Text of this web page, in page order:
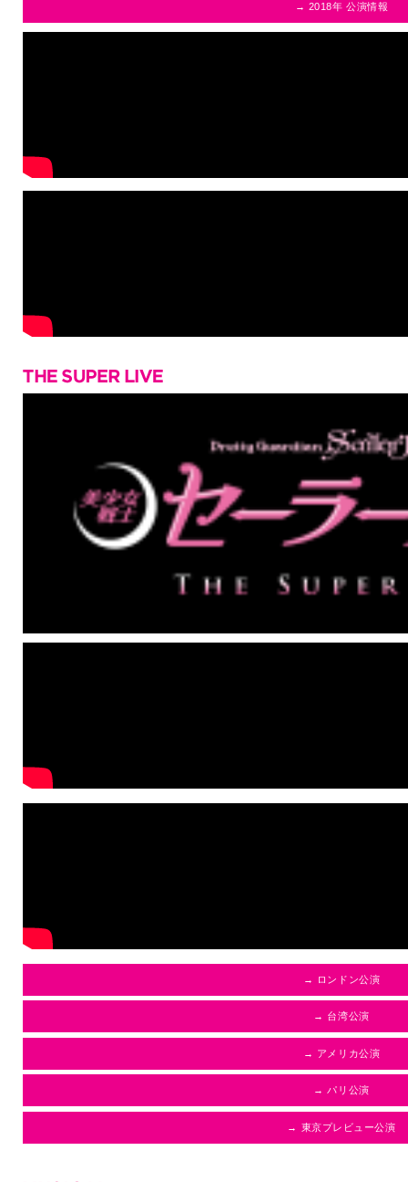
→ 2018年 公演情報
→ ロンドン公演
→ 台湾公演
→ アメリカ公演
→ パリ公演
→ 東京プレビュー公演